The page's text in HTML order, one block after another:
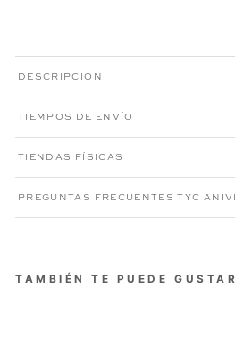
DESCRIPCIÓN
TIEMPOS DE ENVÍO
TIENDAS FÍSICAS
PREGUNTAS FRECUENTES TYC
TAMBIÉN TE PUEDE GUSTAR